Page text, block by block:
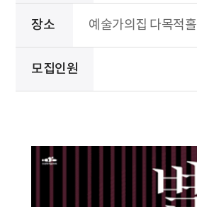
장소 예술가의집 다목적홀
모집인원